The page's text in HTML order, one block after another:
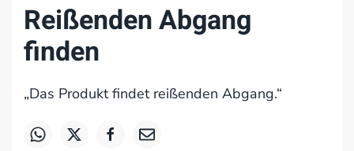
Reißenden Abgang
finden
„Das Produkt findet reißenden Abgang.“